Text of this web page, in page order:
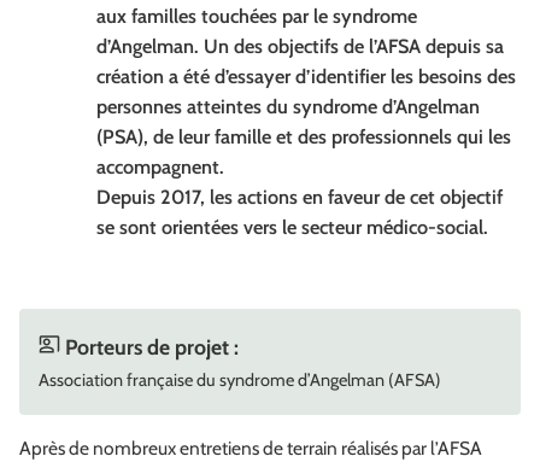
aux familles touchées par le syndrome
d’Angelman. Un des objectifs de l’AFSA depuis sa
création a été d’essayer d’identifier les besoins des
personnes atteintes du syndrome d’Angelman
(PSA), de leur famille et des professionnels qui les
accompagnent.
Depuis 2017, les actions en faveur de cet objectif
se sont orientées vers le secteur médico-social.
Porteurs de projet :
Association française du syndrome d’Angelman (AFSA)
Après de nombreux entretiens de terrain réalisés par l’AFSA